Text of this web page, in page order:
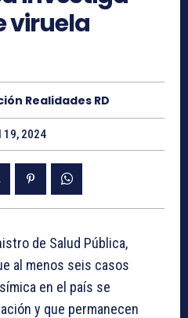
viruela
Realidades RD
19, 2024
de Salud Pública,
al menos seis casos
en el país se
y que permanecen